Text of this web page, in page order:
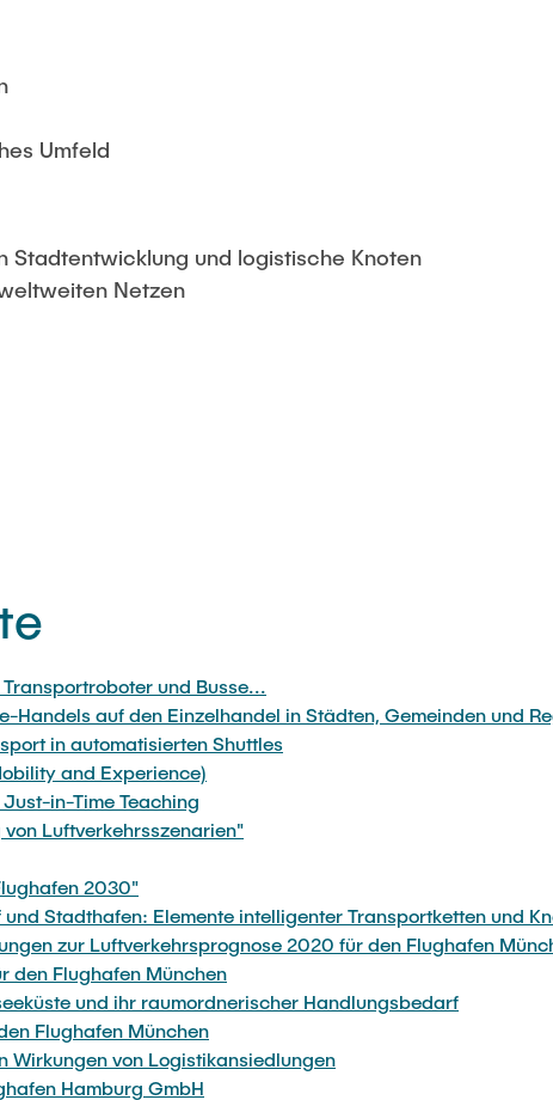
Umfeld
Stadtentwicklung und logistische Knoten
Netzen
und Busse...
auf den Einzelhandel in Städten, Gemeinden und
in automatisierten Shuttles
and Experience)
in-Time Teaching
Luftverkehrsszenarien"
2030"
Stadthafen: Elemente intelligenter Transportketten und
zur Luftverkehrsprognose 2020 für den Flughafen
den Flughafen München
und ihr raumordnerischer Handlungsbedarf
Flughafen München
Wirkungen von Logistikansiedlungen
Hamburg GmbH